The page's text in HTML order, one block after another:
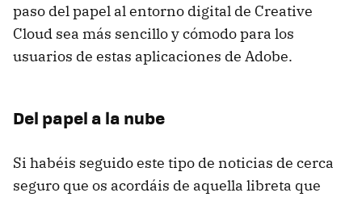
paso del papel al entorno digital de Creative
Cloud sea más sencillo y cómodo para los
usuarios de estas aplicaciones de Adobe.
Del papel a la nube
Si habéis seguido este tipo de noticias de cerca
seguro que os acordáis de aquella libreta que